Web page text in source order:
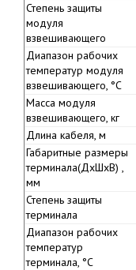
Степень защиты
модуля
взвешивающего
Диапазон рабочих
температур модуля
взвешивающего, °С
Масса модуля
взвешивающего, кг
Длина кабеля, м
Габаритные размеры
терминала(ДхШхВ) ,
мм
Степень защиты
терминала
Диапазон рабочих
температур
терминала, °С